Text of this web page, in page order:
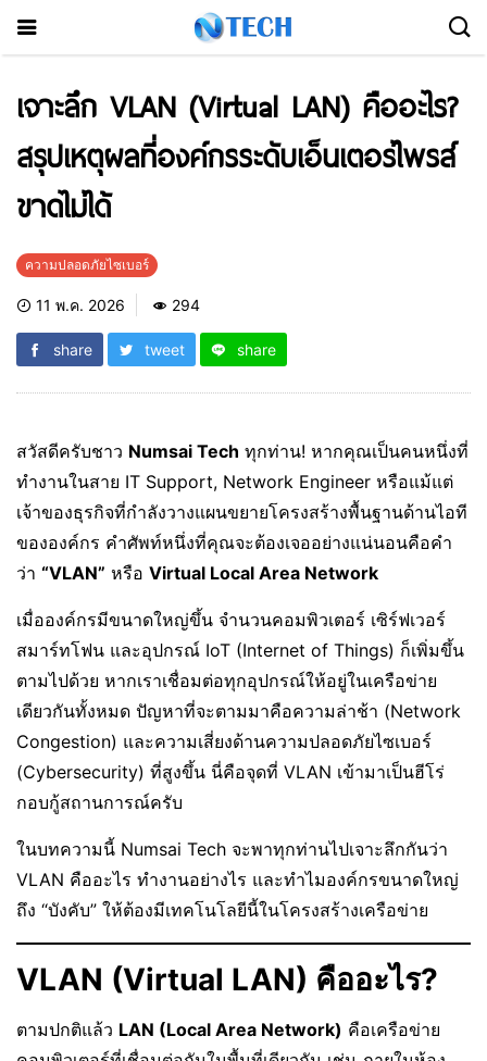
เจาะลึก VLAN (Virtual LAN) คืออะไร?
สรุปเหตุผลที่องค์กรระดับเอ็นเตอร์ไพรส์
ขาดไม่ได้
ความปลอดภัยไซเบอร์
11 พ.ค. 2026 294
share tweet share
สวัสดีครับชาว Numsai Tech ทุกท่าน! หากคุณเป็นคนหนึ่งที่
ทำงานในสาย IT Support, Network Engineer หรือแม้แต่
เจ้าของธุรกิจที่กำลังวางแผนขยายโครงสร้างพื้นฐานด้านไอที
ขององค์กร คำศัพท์หนึ่งที่คุณจะต้องเจออย่างแน่นอนคือคำ
ว่า “VLAN” หรือ Virtual Local Area Network
เมื่อองค์กรมีขนาดใหญ่ขึ้น จำนวนคอมพิวเตอร์ เซิร์ฟเวอร์
สมาร์ทโฟน และอุปกรณ์ IoT (Internet of Things) ก็เพิ่มขึ้น
ตามไปด้วย หากเราเชื่อมต่อทุกอุปกรณ์ให้อยู่ในเครือข่าย
เดียวกันทั้งหมด ปัญหาที่จะตามมาคือความล่าช้า (Network
Congestion) และความเสี่ยงด้านความปลอดภัยไซเบอร์
(Cybersecurity) ที่สูงขึ้น นี่คือจุดที่ VLAN เข้ามาเป็นฮีโร่
กอบกู้สถานการณ์ครับ
ในบทความนี้ Numsai Tech จะพาทุกท่านไปเจาะลึกกันว่า
VLAN คืออะไร ทำงานอย่างไร และทำไมองค์กรขนาดใหญ่
ถึง “บังคับ” ให้ต้องมีเทคโนโลยีนี้ในโครงสร้างเครือข่าย
VLAN (Virtual LAN) คืออะไร?
ตามปกติแล้ว LAN (Local Area Network) คือเครือข่าย